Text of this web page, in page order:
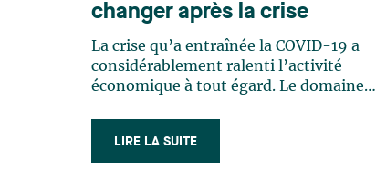
changer après la crise
La crise qu’a entraînée la COVID-19 a
considérablement ralenti l’activité
économique à tout égard. Le domaine
le niveau d’activité qui était élevé
avant la crise a chuté de façon
LIRE LA SUITE